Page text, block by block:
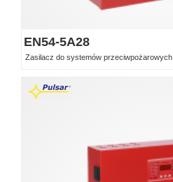
EN54-5A28
Zasilacz do systemów przeciwpożarowych